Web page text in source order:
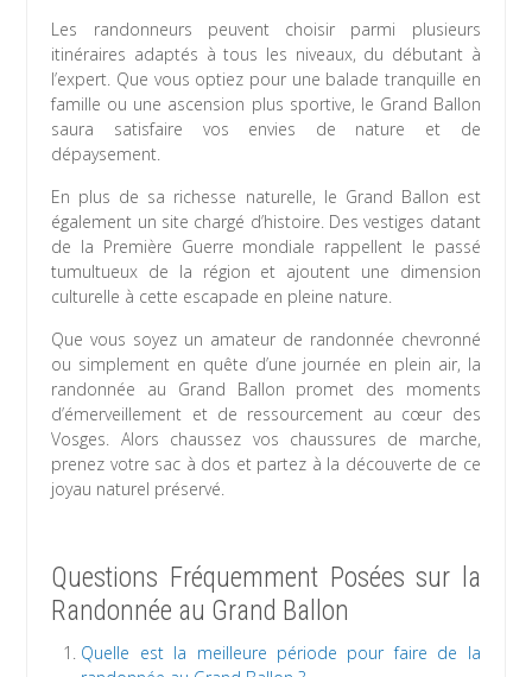
Les randonneurs peuvent choisir parmi plusieurs
itinéraires adaptés à tous les niveaux, du débutant à
l’expert. Que vous optiez pour une balade tranquille en
famille ou une ascension plus sportive, le Grand Ballon
saura satisfaire vos envies de nature et de
dépaysement.
En plus de sa richesse naturelle, le Grand Ballon est
également un site chargé d’histoire. Des vestiges datant
de la Première Guerre mondiale rappellent le passé
tumultueux de la région et ajoutent une dimension
culturelle à cette escapade en pleine nature.
Que vous soyez un amateur de randonnée chevronné
ou simplement en quête d’une journée en plein air, la
randonnée au Grand Ballon promet des moments
d’émerveillement et de ressourcement au cœur des
Vosges. Alors chaussez vos chaussures de marche,
prenez votre sac à dos et partez à la découverte de ce
joyau naturel préservé.
Questions Fréquemment Posées sur la
Randonnée au Grand Ballon
Quelle est la meilleure période pour faire de la